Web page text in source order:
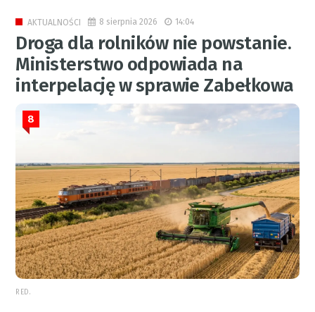
AKTUALNOŚCI 8 sierpnia 2026 14:04
Droga dla rolników nie powstanie.
Ministerstwo odpowiada na
interpelację w sprawie Zabełkowa
8
RED.